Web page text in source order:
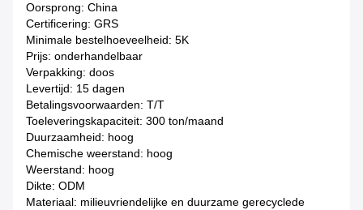
Oorsprong: China
Certificering: GRS
Minimale bestelhoeveelheid: 5K
Prijs: onderhandelbaar
Verpakking: doos
Levertijd: 15 dagen
Betalingsvoorwaarden: T/T
Toeleveringskapaciteit: 300 ton/maand
Duurzaamheid: hoog
Chemische weerstand: hoog
Weerstand: hoog
Dikte: ODM
Materiaal: milieuvriendelijke en duurzame gerecyclede